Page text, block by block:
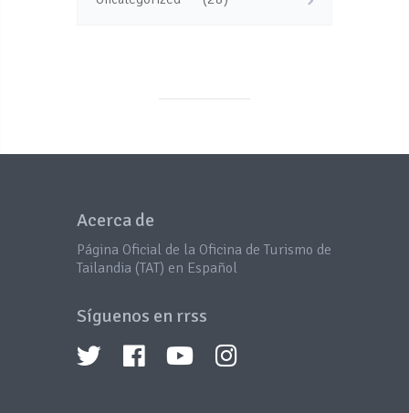
Acerca de
Página Oficial de la Oficina de Turismo de
Tailandia (TAT) en Español
Síguenos en rrss